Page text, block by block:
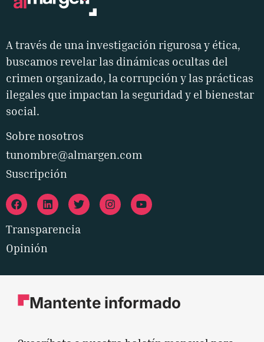
A través de una investigación rigurosa y ética,
buscamos revelar las dinámicas ocultas del
crimen organizado, la corrupción y las prácticas
ilegales que impactan la seguridad y el bienestar
social.
Sobre nosotros
tunombre@almargen.com
Suscripción
Transparencia
Opinión
Mantente informado